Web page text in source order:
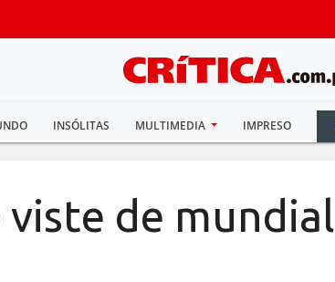
INSÓLITAS MULTIMEDIA IMPRESO
viste de mundial